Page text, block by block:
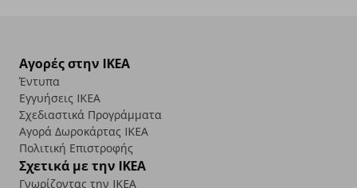
Αγορές στην IKEA
Έντυπα
Εγγυήσεις IKEA
Σχεδιαστικά Προγράμματα
Αγορά Δωρoκάρτας IKEA
Πολιτική Επιστροφής
Σχετικά με την IKEA
Γνωρίζοντας την IKEA